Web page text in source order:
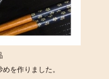
を作りました。